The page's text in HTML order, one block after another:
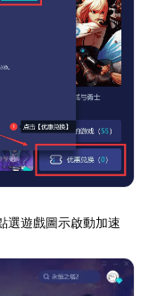
選遊戲圖示啟動加速